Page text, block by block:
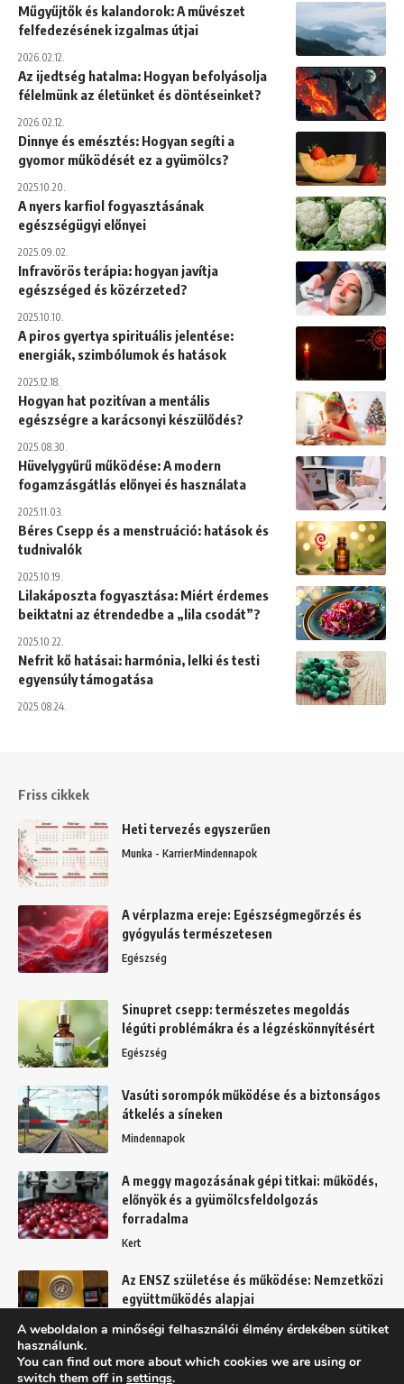
Műgyűjtők és kalandorok: A művészet
felfedezésének izgalmas útjai
2026.02.12.
Az ijedtség hatalma: Hogyan befolyásolja
félelmünk az életünket és döntéseinket?
2026.02.12.
Dinnye és emésztés: Hogyan segíti a
gyomor működését ez a gyümölcs?
2025.10.20.
A nyers karfiol fogyasztásának
egészségügyi előnyei
2025.09.02.
Infravörös terápia: hogyan javítja
egészséged és közérzeted?
2025.10.10.
A piros gyertya spirituális jelentése:
energiák, szimbólumok és hatások
2025.12.18.
Hogyan hat pozitívan a mentális
egészségre a karácsonyi készülődés?
2025.08.30.
Hüvelygyűrű működése: A modern
fogamzásgátlás előnyei és használata
2025.11.03.
Béres Csepp és a menstruáció: hatások és
tudnivalók
2025.10.19.
Lilakáposzta fogyasztása: Miért érdemes
beiktatni az étrendedbe a „lila csodát”?
2025.10.22.
Nefrit kő hatásai: harmónia, lelki és testi
egyensúly támogatása
2025.08.24.
Friss cikkek
Heti tervezés egyszerűen
Munka - KarrierMindennapok
A vérplazma ereje: Egészségmegőrzés és
gyógyulás természetesen
Egészség
Sinupret csepp: természetes megoldás
légúti problémákra és a légzéskönnyítésért
Egészség
Vasúti sorompók működése és a biztonságos
átkelés a síneken
Mindennapok
A meggy magozásának gépi titkai: működés,
előnyök és a gyümölcsfeldolgozás
forradalma
Kert
Az ENSZ születése és működése: Nemzetközi
együttműködés alapjai
Mindennapok
A weboldalon a minőségi felhasználói élmény érdekében sütiket
használunk.
You can find out more about which cookies we are using or
switch them off in settings.